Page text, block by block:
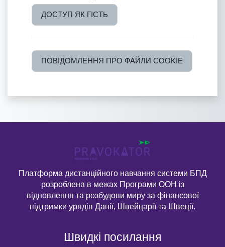
ДОСТУП ЯК ГІСТЬ
ПОВІДОМЛЕННЯ ПРО ФАЙЛИ COOKIE
Платформа дистанційного навчання системи БПД
розроблена в межах Програми ООН із
відновлення та розбудови миру за фінансової
підтримки урядів Данії, Швейцарії та Швеції.
Швидкі посилання